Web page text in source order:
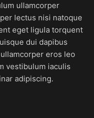
ullamcorper
lectus nisi natoque
eget ligula torquent
dui dapibus
eros leo
vestibulum iaculis
adipiscing.